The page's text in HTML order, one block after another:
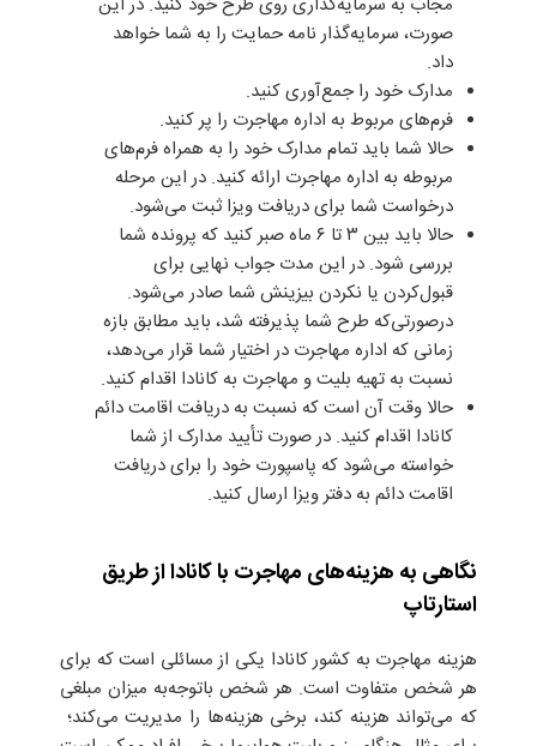
صورت، سرمایه‌گذار نامه حمایت را به شما خواهد
داد.
مدارک خود را جمع‌آوری کنید.
فرم‌های مربوط به اداره مهاجرت را پر کنید.
حالا شما باید تمام مدارک خود را به همراه فرم‌های
مربوطه به اداره مهاجرت ارائه کنید. در این مرحله
درخواست شما برای دریافت ویزا ثبت می‌شود.
حالا باید بین ۳ تا ۶ ماه صبر کنید که پرونده شما
بررسی شود. در این مدت جواب نهایی برای
قبول‌کردن یا نکردن بیزینش شما صادر می‌شود.
درصورتی‌که طرح شما پذیرفته‌ شد، باید مطابق بازه
زمانی که اداره مهاجرت در اختیار شما قرار می‌دهد،
نسبت به تهیه بلیت و مهاجرت به کانادا اقدام کنید.
حالا وقت آن است که نسبت به دریافت اقامت دائم
کانادا اقدام کنید. در صورت تأیید مدارک از شما
خواسته می‌شود که پاسپورت خود را برای دریافت
اقامت دائم به دفتر ویزا ارسال کنید.
نگاهی به هزینه‌های مهاجرت با کانادا از طریق
استارتاپ
هزینه مهاجرت به کشور کانادا یکی از مسائلی است که برای
هر شخص متفاوت است. هر شخص باتوجه‌به میزان مبلغی
که می‌تواند هزینه کند، برخی هزینه‌ها را مدیریت می‌کند؛ ‌